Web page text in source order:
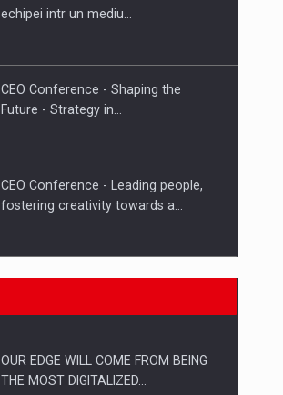
Cum invatam sa spunem nu intr-o
echipei intr un mediu…
CEO Conference - Shaping the
Future - Strategy in…
CEO Conference - Leading people,
fostering creativity towards a…
CEO Conference - Shaping The
Webinar - Business Evolution-
OUR EDGE WILL COME FROM BEING
THE MOST DIGITALIZED…